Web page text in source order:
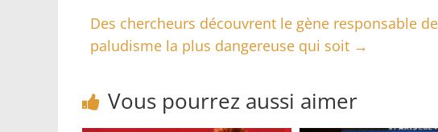
Des chercheurs découvrent le gène responsable
paludisme la plus dangereuse qui soit →
Vous pourrez aussi aimer